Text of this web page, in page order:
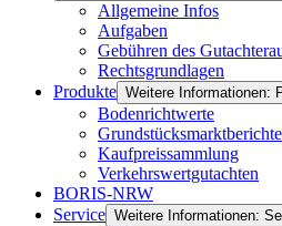
Allgemeine Infos
Aufgaben
Gebühren des
Rechtsgrundlagen
Produkte Weitere Informationen:
Bodenrichtwerte
Grundstücksmarktberichte
Kaufpreissammlung
Verkehrswertgutachten
BORIS-NRW
Service Weitere Informationen: